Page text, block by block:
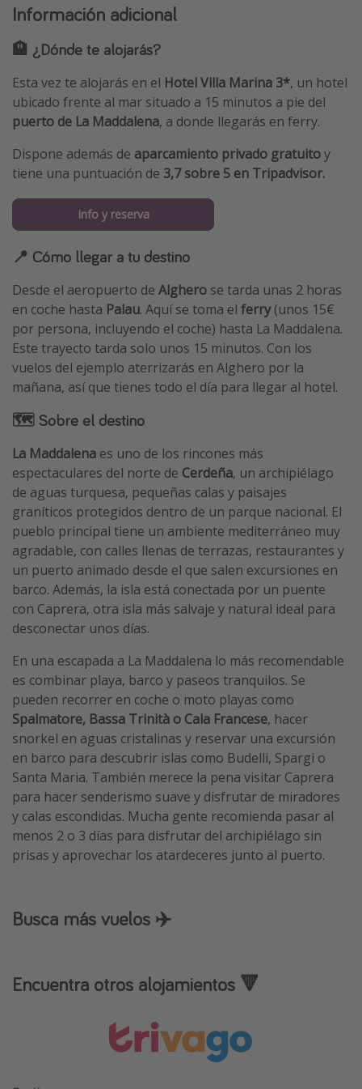
Información adicional
🏨 ¿Dónde te alojarás?
Esta vez te alojarás en el Hotel Villa Marina 3*, un hotel
ubicado frente al mar situado a 15 minutos a pie del
puerto de La Maddalena, a donde llegarás en ferry.
Dispone además de aparcamiento privado gratuitoy
tiene una puntuación de 3,7 sobre 5 en Tripadvisor.
Info y reserva
📍 Cómo llegar a tu destino
Desde el aeropuerto de Alghero se tarda unas 2 horas
en coche hasta Palau. Aquí se toma el ferry(unos 15€
por persona, incluyendo el coche) hasta La Maddalena.
Este trayecto tarda solo unos 15 minutos. Con los
vuelos del ejemplo aterrizarás en Alghero por la
mañana, así que tienes todo el día para llegar al hotel.
🗺️ Sobre el destino
La Maddalena es uno de los rincones más
espectaculares del norte de Cerdeña, un archipiélago
de aguas turquesa, pequeñas calas y paisajes
graníticos protegidos dentro de un parque nacional. El
pueblo principal tiene un ambiente mediterráneo muy
agradable, con calles llenas de terrazas, restaurantes y
un puerto animado desde el que salen excursiones en
barco. Además, la isla está conectada por un puente
con Caprera, otra isla más salvaje y natural ideal para
desconectar unos días.
En una escapada a La Maddalena lo más recomendable
es combinar playa, barco y paseos tranquilos. Se
pueden recorrer en coche o moto playas como
Spalmatore, Bassa Trinità o Cala Francese, hacer
snorkel en aguas cristalinas y reservar una excursión
en barco para descubrir islas como Budelli, Spargi o
Santa Maria. También merece la pena visitar Caprera
para hacer senderismo suave y disfrutar de miradores
y calas escondidas. Mucha gente recomienda pasar al
menos 2 o 3 días para disfrutar del archipiélago sin
prisas y aprovechar los atardeceres junto al puerto.
Busca más vuelos ✈️
Encuentra otros alojamientos 🔻